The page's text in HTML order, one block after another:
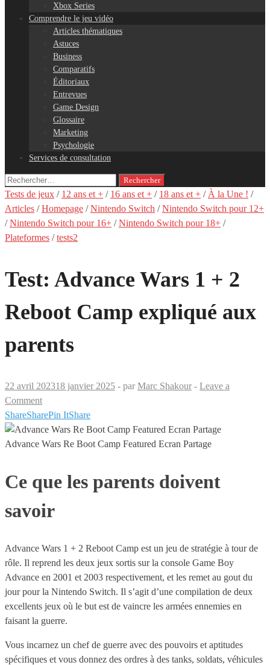
Xbox Series
Comprendre le jeu vidéo
Articles thématiques
Astuces
Business
Comparatifs
Éditoriaux
Entrevues
Game Design
Glossaire
Marketing
Psychologie
Services de consultation
Rechercher :
Tests de jeux / 12 ans et + / 16 ans et + / 18 ans et + / À la Une ! /
Articles /Homepage /Nintendo Switch /Nintendo Switch pour 12+
/Nintendo Switch pour 16+ /Nintendo Switch pour 18+ /
Plateformes /tests2
Test: Advance Wars 1 + 2
Reboot Camp expliqué aux
parents
22 avril 202318 janvier 2025 - par Marc Shakour - Leave a
Comment
ShareSharePin ItShare
Advance Wars Re Boot Camp Featured Ecran Partage
Ce que les parents doivent
savoir
Advance Wars 1 + 2 Reboot Camp est un jeu de stratégie à tour de
rôle. Il reprend les deux jeux sortis sur la console Game Boy
Advance en 2001 et 2003 respectivement, et les remet au gout du
jour pour la Nintendo Switch. Il s’agit d’une compilation de deux
excellents jeux où le but est de vaincre les armées ennemies en
faisant la guerre.
Vous incarnez un chef de guerre avec des pouvoirs et aptitudes
spécifiques et vous donnez des ordres à des tanks, soldats, véhicules